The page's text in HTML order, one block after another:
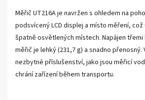
Měřič UT216A je navržen s ohledem na
podsvícený LCD displej a místo měření,
špatně osvětlených místech. Napájen třemi
měřič je lehký (231,7 g) a snadno přenosný.
nezbytné příslušenství, jako jsou měřicí
chrání zařízení během transportu.